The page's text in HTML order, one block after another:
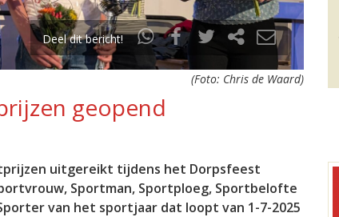
Deel dit bericht!
(Foto: Chris de Waard)
geopend
uitgereikt tijdens het Dorpsfeest
Sportman, Sportploeg, Sportbelofte
van het sportjaar dat loopt van 1-7-2025